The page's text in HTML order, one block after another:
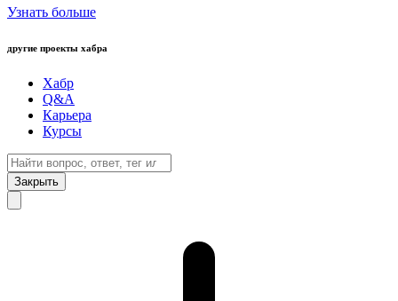
Узнать больше
другие проекты хабра
Хабр
Q&A
Карьера
Курсы
Закрыть